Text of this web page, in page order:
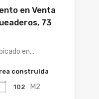
en Venta
73
en…
construida
102 M2